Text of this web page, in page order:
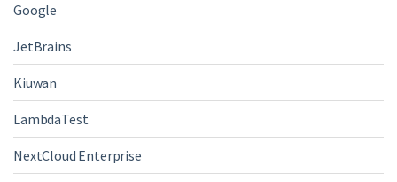
Google
JetBrains
Kiuwan
LambdaTest
NextCloud Enterprise